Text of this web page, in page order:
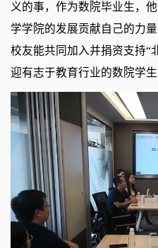
义的事，作为数院毕业生，
学学院的发展贡献自己的力
校友能共同加入并捐资支持“
迎有志于教育行业的数院学生